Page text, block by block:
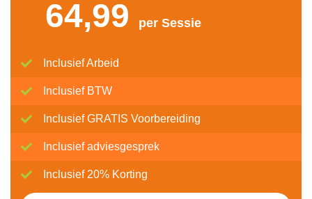
64,99 per Sessie
Inclusief Arbeid
Inclusief BTW
Inclusief GRATIS Voorbereiding
Inclusief adviesgesprek
Inclusief 20% Korting